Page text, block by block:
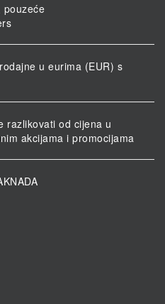
pouzeće
u eurima (EUR) s
razlikovati od cijena u
akcijama i promocijama